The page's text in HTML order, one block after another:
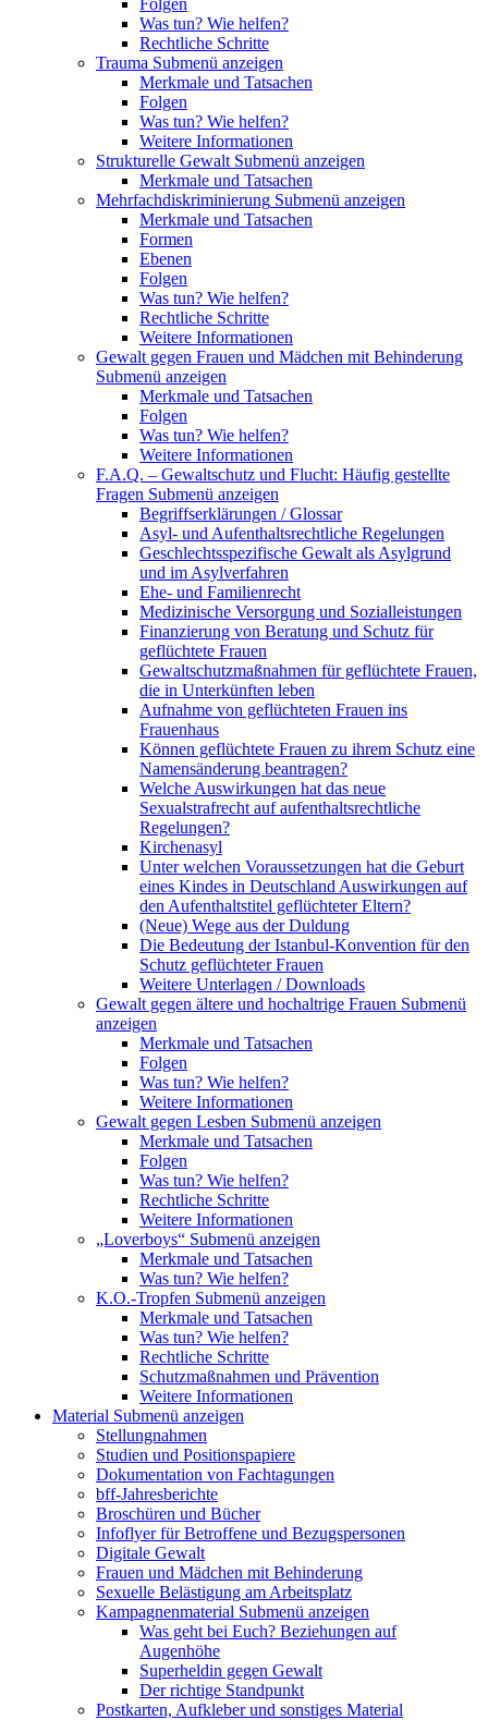
Folgen
Was tun? Wie helfen?
Rechtliche Schritte
Trauma Submenü anzeigen
Merkmale und Tatsachen
Folgen
Was tun? Wie helfen?
Weitere Informationen
Strukturelle Gewalt Submenü anzeigen
Merkmale und Tatsachen
Mehrfachdiskriminierung Submenü anzeigen
Merkmale und Tatsachen
Formen
Ebenen
Folgen
Was tun? Wie helfen?
Rechtliche Schritte
Weitere Informationen
Gewalt gegen Frauen und Mädchen mit Behinderung
Submenü anzeigen
Merkmale und Tatsachen
Folgen
Was tun? Wie helfen?
Weitere Informationen
F.A.Q. – Gewaltschutz und Flucht: Häufig gestellte
Fragen Submenü anzeigen
Begriffserklärungen / Glossar
Asyl- und Aufenthaltsrechtliche Regelungen
Geschlechtsspezifische Gewalt als Asylgrund
und im Asylverfahren
Ehe- und Familienrecht
Medizinische Versorgung und Sozialleistungen
Finanzierung von Beratung und Schutz für
geflüchtete Frauen
Gewaltschutzmaßnahmen für geflüchtete Frauen,
die in Unterkünften leben
Aufnahme von geflüchteten Frauen ins
Frauenhaus
Können geflüchtete Frauen zu ihrem Schutz eine
Namensänderung beantragen?
Welche Auswirkungen hat das neue
Sexualstrafrecht auf aufenthaltsrechtliche
Regelungen?
Kirchenasyl
Unter welchen Voraussetzungen hat die Geburt
eines Kindes in Deutschland Auswirkungen auf
den Aufenthaltstitel geflüchteter Eltern?
(Neue) Wege aus der Duldung
Die Bedeutung der Istanbul-Konvention für den
Schutz geflüchteter Frauen
Weitere Unterlagen / Downloads
Gewalt gegen ältere und hochaltrige Frauen Submenü
anzeigen
Merkmale und Tatsachen
Folgen
Was tun? Wie helfen?
Weitere Informationen
Gewalt gegen Lesben Submenü anzeigen
Merkmale und Tatsachen
Folgen
Was tun? Wie helfen?
Rechtliche Schritte
Weitere Informationen
„Loverboys“ Submenü anzeigen
Merkmale und Tatsachen
Was tun? Wie helfen?
K.O.-Tropfen Submenü anzeigen
Merkmale und Tatsachen
Was tun? Wie helfen?
Rechtliche Schritte
Schutzmaßnahmen und Prävention
Weitere Informationen
Material Submenü anzeigen
Stellungnahmen
Studien und Positionspapiere
Dokumentation von Fachtagungen
bff-Jahresberichte
Broschüren und Bücher
Infoflyer für Betroffene und Bezugspersonen
Digitale Gewalt
Frauen und Mädchen mit Behinderung
Sexuelle Belästigung am Arbeitsplatz
Kampagnenmaterial Submenü anzeigen
Was geht bei Euch? Beziehungen auf
Augenhöhe
Superheldin gegen Gewalt
Der richtige Standpunkt
Postkarten, Aufkleber und sonstiges Material